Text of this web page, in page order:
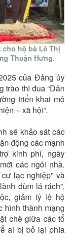
hộ bà Lê Thị
Thuận Hưng.
của Đảng ủy
trào thi đua “Dân
triển khai mô
– xã hội”.
sẽ khảo sát các
động các mạnh
kinh phí, ngày
các ngôi nhà.
lạc nghiệp” và
đùm lá rách”,
giảm tỷ lệ hộ
hình thành mạng
chẽ giữa các tổ
ai bị bỏ lại phía